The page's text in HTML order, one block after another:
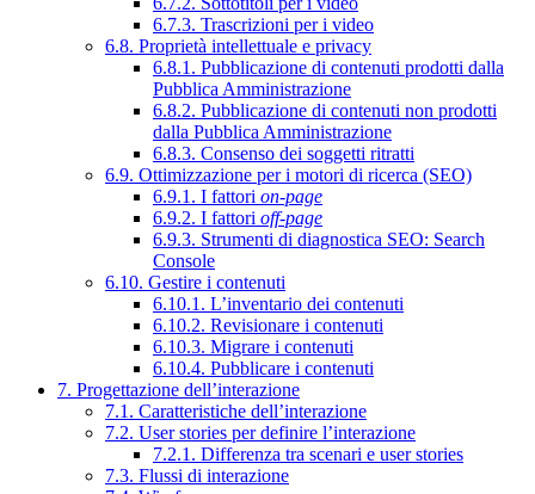
6.7.3. Trascrizioni per i video
6.8. Proprietà intellettuale e privacy
6.8.1. Pubblicazione di contenuti prodotti dalla
Pubblica Amministrazione
6.8.2. Pubblicazione di contenuti non prodotti
dalla Pubblica Amministrazione
6.8.3. Consenso dei soggetti ritratti
6.9. Ottimizzazione per i motori di ricerca (SEO)
6.9.1. I fattori on-page
6.9.2. I fattori off-page
6.9.3. Strumenti di diagnostica SEO: Search
Console
6.10. Gestire i contenuti
6.10.1. L’inventario dei contenuti
6.10.2. Revisionare i contenuti
6.10.3. Migrare i contenuti
6.10.4. Pubblicare i contenuti
7. Progettazione dell’interazione
7.1. Caratteristiche dell’interazione
7.2. User stories per definire l’interazione
7.2.1. Differenza tra scenari e user stories
7.3. Flussi di interazione